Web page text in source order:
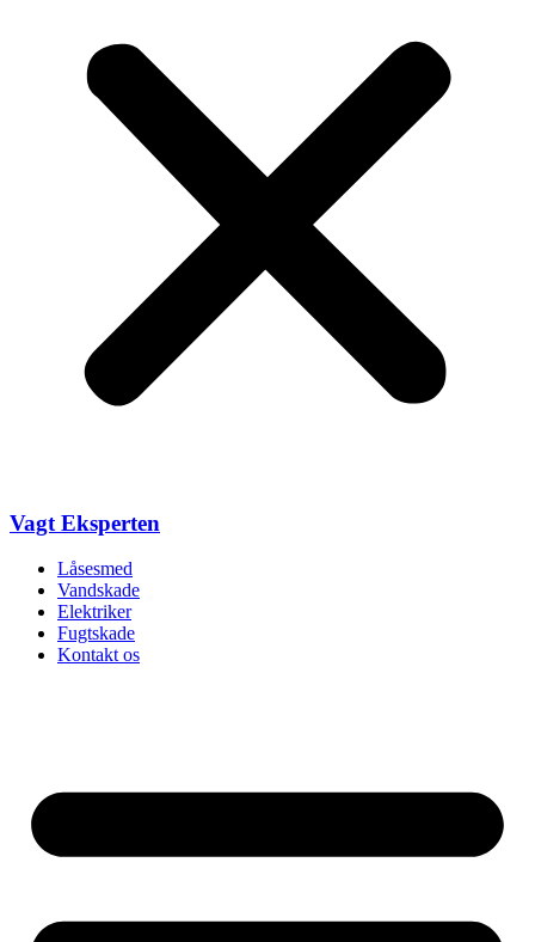
Vagt Eksperten
Låsesmed
Vandskade
Elektriker
Fugtskade
Kontakt os